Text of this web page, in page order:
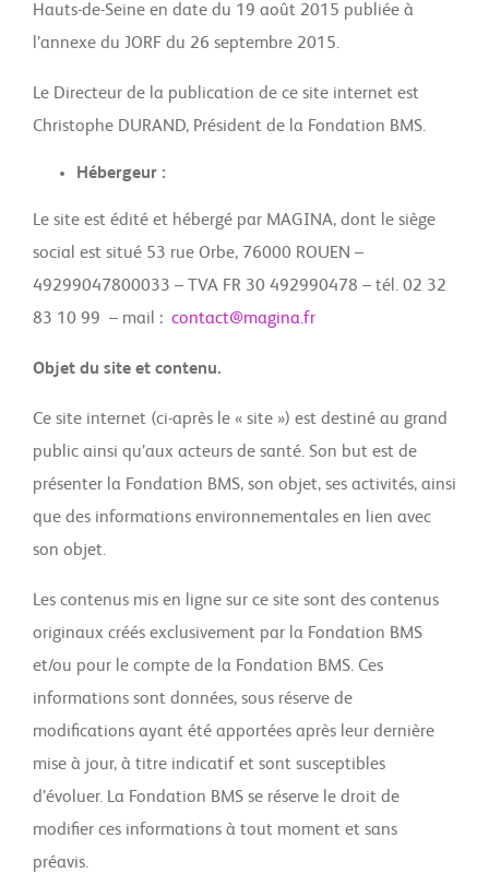
Hauts-de-Seine en date du 19 août 2015 publiée à
l’annexe du JORF du 26 septembre 2015.
Le Directeur de la publication de ce site internet est
Christophe DURAND, Président de la Fondation BMS.
Hébergeur :
Le site est édité et hébergé par MAGINA, dont le siège
social est situé 53 rue Orbe, 76000 ROUEN –
49299047800033 – TVA FR 30 492990478 – tél. 02 32
83 10 99 – mail : contact@magina.fr
Objet du site et contenu.
Ce site internet (ci-après le « site ») est destiné au grand
public ainsi qu’aux acteurs de santé. Son but est de
présenter la Fondation BMS, son objet, ses activités, ainsi
que des informations environnementales en lien avec
son objet.
Les contenus mis en ligne sur ce site sont des contenus
originaux créés exclusivement par la Fondation BMS
et/ou pour le compte de la Fondation BMS. Ces
informations sont données, sous réserve de
modifications ayant été apportées après leur dernière
mise à jour, à titre indicatif et sont susceptibles
d’évoluer. La Fondation BMS se réserve le droit de
modifier ces informations à tout moment et sans
préavis.